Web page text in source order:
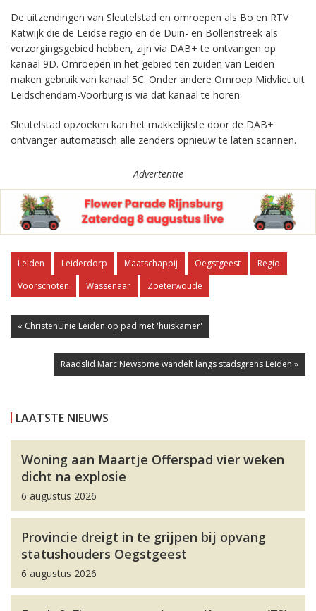
De uitzendingen van Sleutelstad en omroepen als Bo en RTV
Katwijk die de Leidse regio en de Duin- en Bollenstreek als
verzorgingsgebied hebben, zijn via DAB+ te ontvangen op
kanaal 9D. Omroepen in het gebied ten zuiden van Leiden
maken gebruik van kanaal 5C. Onder andere Omroep Midvliet uit
Leidschendam-Voorburg is via dat kanaal te horen.
Sleutelstad opzoeken kan het makkelijkste door de DAB+
ontvanger automatisch alle zenders opnieuw te laten scannen.
Advertentie
Leiden Leiderdorp Maatschappij Oegstgeest
Regio
Voorschoten
Wassenaar Zoeterwoude
« ChristenUnie Leiden op pad met 'huiskamer'
Raadslid Marc Newsome wandelt langs stadsgrens Leiden »
LAATSTE NIEUWS
Woning aan Maartje Offerspad vier weken
dicht na explosie
6 augustus 2026
Provincie dreigt in te grijpen bij opvang
statushouders Oegstgeest
6 augustus 2026